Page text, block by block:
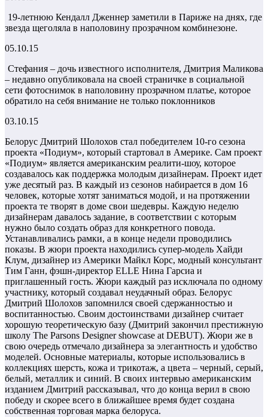
19-летнюю Кендалл Дженнер заметили в Париже на днях, где
звезда щеголяла в наполовину прозрачном комбинезоне.
05.10.15
Стефания – дочь известного исполнителя, Дмитрия Маликова
– недавно опубликовала на своей страничке в социальной
сети фотоснимок в наполовину прозрачном платье, которое
обратило на себя внимание не только поклонников
03.10.15
Белорус Дмитрий Шолохов стал победителем 10-го сезона
проекта «Подиум», который стартовал в Америке. Сам проект
«Подиум» является американским реалити-шоу, которое
создавалось как поддержка молодым дизайнерам. Проект идет
уже десятый раз. В каждый из сезонов набирается в дом 16
человек, которые хотят заниматься модой, и на протяжении
проекта те творят в доме свои шедевры. Каждую неделю
дизайнерам давалось задание, в соответствии с которым
нужно было создать образ для конкретного повода.
Устанавливались рамки, а в конце недели проводились
показы. В жюри проекта находились супер-модель Хайди
Клум, дизайнер из Америки Майкл Корс, модный консультант
Тим Ганн, фэшн-директор ELLE Нина Гарсиа и
приглашенный гость. Жюри каждый раз исключала по одному
участнику, который создавал неудачный образ. Белорус
Дмитрий Шолохов запомнился своей сдержанностью и
воспитанностью. Своим достоинствами дизайнер считает
хорошую теоретическую базу (Дмитрий закончил престижную
школу The Parsons Designer showcase at DEBUT). Жюри же в
свою очередь отмечало дизайнера за элегантность и удобство
моделей. Основные материалы, которые использовались в
коллекциях шерсть, кожа и трикотаж, а цвета – черный, серый,
белый, металлик и синий. В своих интервью американским
изданием Дмитрий рассказывал, что до конца верил в свою
победу и скорее всего в ближайшее время будет создана
собственная торговая марка белоруса.